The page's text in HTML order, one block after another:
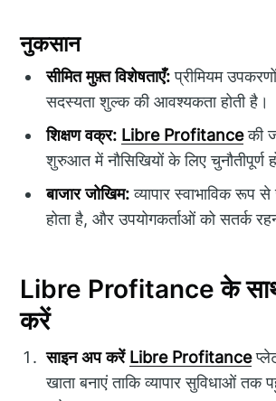
नुकसान
सीमित मुफ़्त विशेषताएँ:प्रीमियम
सदस्यता शुल्क की आवश्यकता होती है।
शिक्षण वक्र: Libre Profitanceकी
शुरुआत में नौसिखियों के लिए चुनौतीपूर्ण
बाजार जोखिम:व्यापार स्वाभाविक रूप
होता है, और उपयोगकर्ताओं को सतर्क
Libre Profitance के
करें
साइन अप करें Libre Profitance
खाता बनाएं ताकि व्यापार सुविधाओं तक